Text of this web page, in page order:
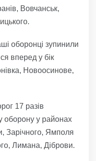
Вовчанськ,
оборонці зупинили
вперед у бік
Новоосинове,
17 разів
оборону у районах
Зарічного, Ямполя
Лимана, Діброви.